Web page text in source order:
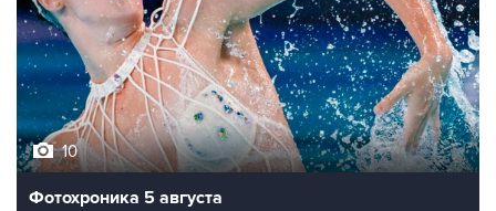
10
Фотохроника 5 августа